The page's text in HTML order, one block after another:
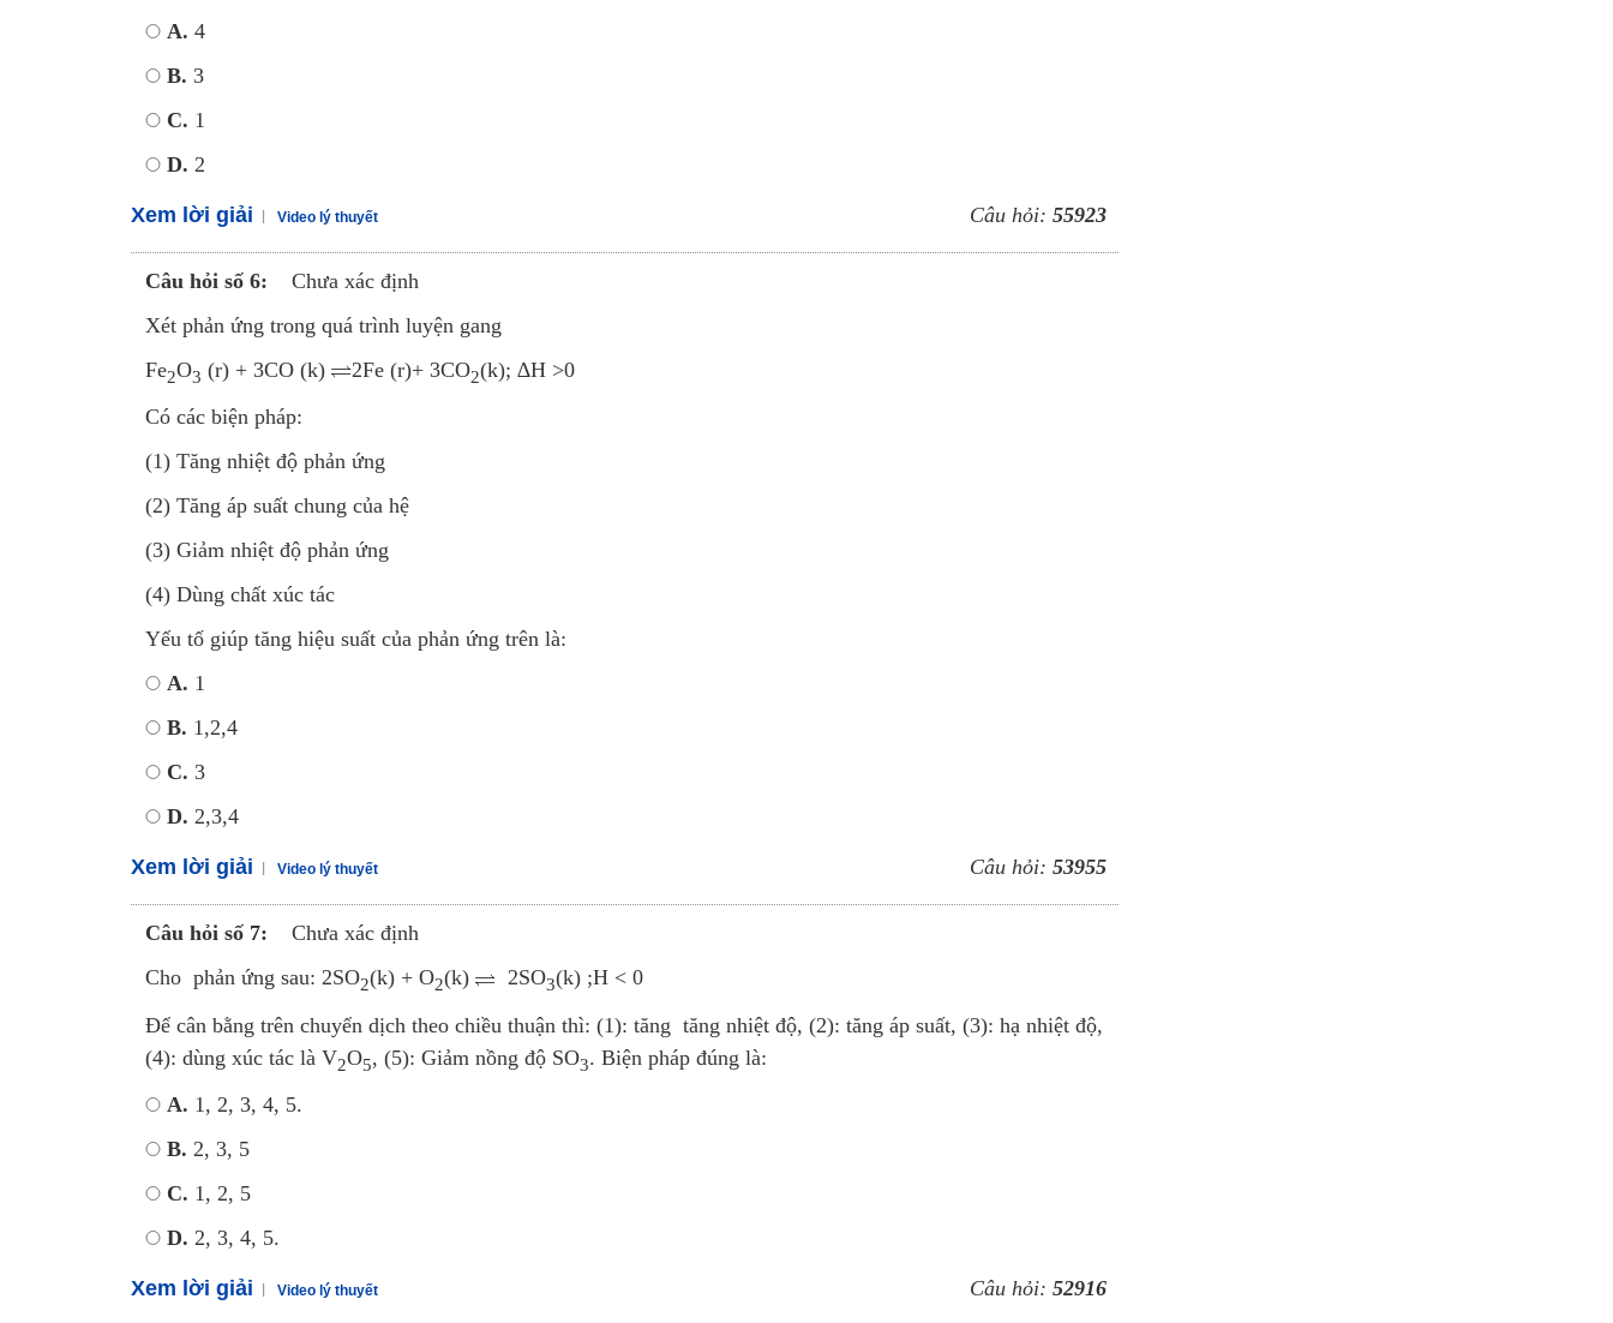
A. 4
B. 3
C. 1
D. 2
Xem lời giải Video lý thuyết Câu hỏi: 55923
Câu hỏi số 6:
Chưa xác định
Xét phản ứng trong quá trình luyện gang
Fe2O3 (r) + 3CO (k) 2Fe (r)+ 3CO2(k); ∆H >0
Có các biện pháp:
(1) Tăng nhiệt độ phản ứng
(2) Tăng áp suất chung của hệ
(3) Giảm nhiệt độ phản ứng
(4) Dùng chất xúc tác
Yếu tố giúp tăng hiệu suất của phản ứng trên là:
A. 1
B. 1,2,4
C. 3
D. 2,3,4
Xem lời giải Video lý thuyết Câu hỏi: 53955
Câu hỏi số 7:
Chưa xác định
Cho phản ứng sau: 2SO2(k) + O2(k) 2SO3(k) ;H < 0
Để cân bằng trên chuyển dịch theo chiều thuận thì: (1): tăng tăng nhiệt độ, (2): tăng áp suất, (3): hạ nhiệt độ,
(4): dùng xúc tác là V2O5, (5): Giảm nồng độ SO3. Biện pháp đúng là:
A. 1, 2, 3, 4, 5.
B. 2, 3, 5
C. 1, 2, 5
D. 2, 3, 4, 5.
Xem lời giải Video lý thuyết Câu hỏi: 52916